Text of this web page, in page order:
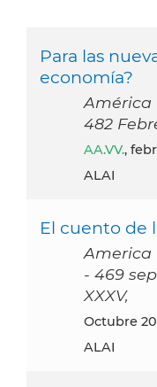
Para las
economía?
América
482
AA.VV.,
ALAI
El cuento de
America
- 469
XXXV,
octubre
ALAI